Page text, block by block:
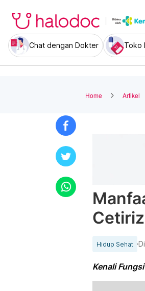
Chat dengan Dokter Toko
Home Artikel
Hidup Sehat
Kenali